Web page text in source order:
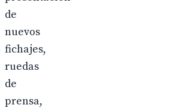
de
nuevos
fichajes,
ruedas
de
prensa,